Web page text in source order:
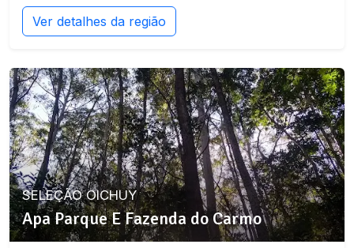
Ver detalhes da região
SELEÇÃO OICHUY
Apa Parque E Fazenda do Carmo